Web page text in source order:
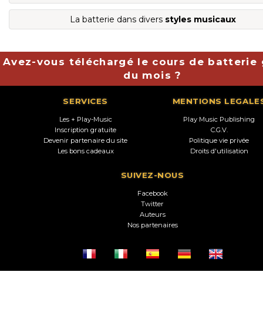
La batterie dans divers styles musicaux
Avez-vous téléchargé le cours de batterie
du mois ?
SERVICES
Les + Play-Music
Inscription gratuite
Devenir partenaire du site
Les bons cadeaux
MENTIONS
Play Music Publishing
C.G.V.
Politique vie privée
Droits d'utilisation
SUIVEZ-NOUS
Facebook
Twitter
Auteurs
Nos partenaires